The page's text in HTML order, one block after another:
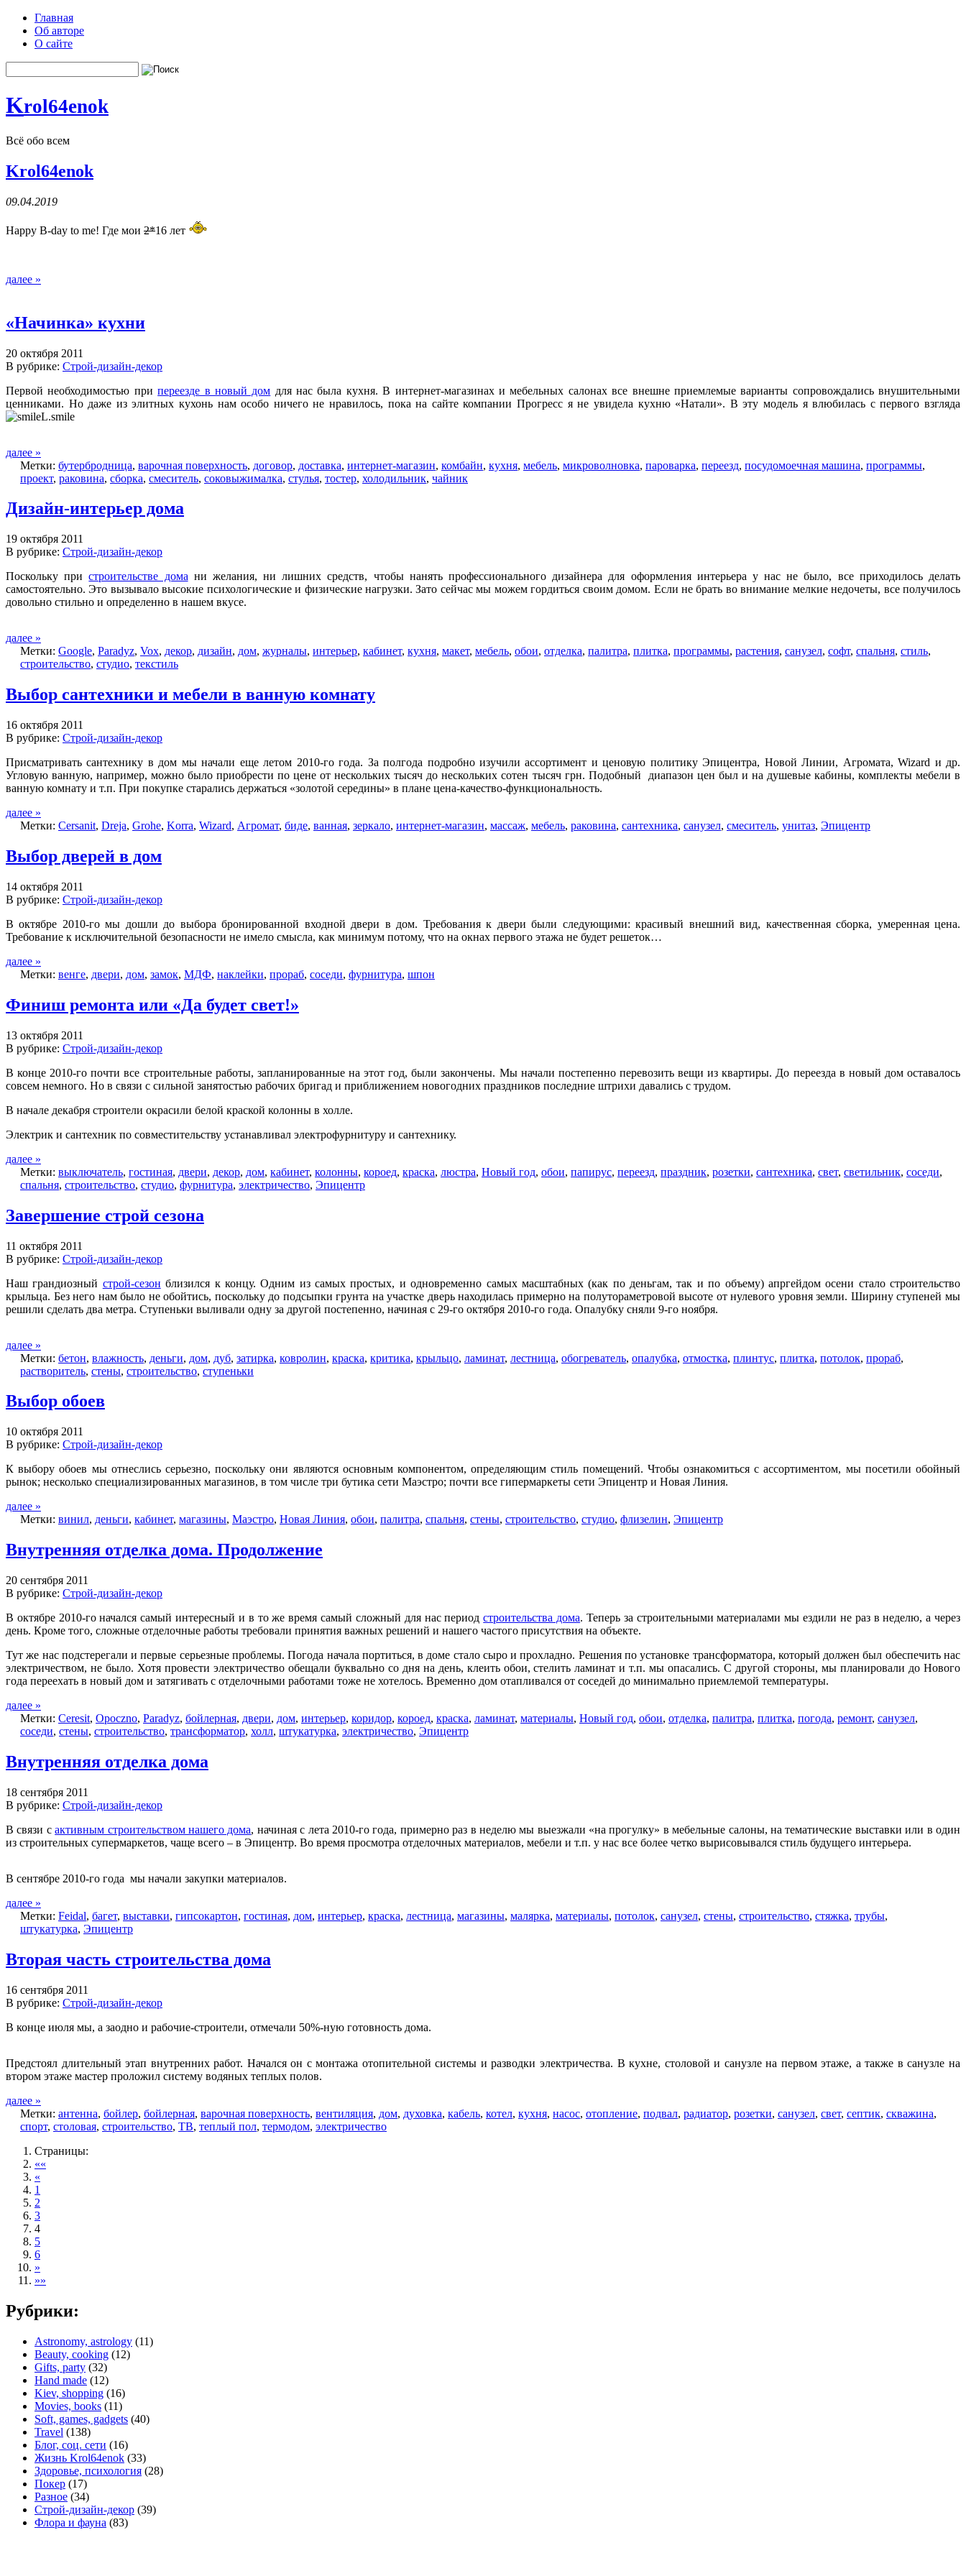
Главная
Об авторе
О сайте
Krol64enok
Всё обо всем
Krol64enok
09.04.2019
Happy B-day to me! Где мои 2*16 лет
далее »
«Начинка» кухни
20 октября 2011
В рубрике: Строй-дизайн-декор
Первой необходимостью припереезде в новый дом для нас была кухня. В интернет-магазинах и мебельных салонах все внешне приемлемые варианты сопровождались внушительными
ценниками. Но даже из элитных кухонь нам особо ничего не нравилось, пока на сайте компании Прогресс я не увидела кухню «Натали». В эту модель я влюбилась с первого взгляда
далее »
Метки: бутербродница, варочная поверхность, договор, доставка, интернет-магазин, комбайн, кухня, мебель, микроволновка, пароварка, переезд, посудомоечная машина, программы,
проект, раковина, сборка, смеситель, соковыжималка, стулья, тостер, холодильник, чайник
Дизайн-интерьер дома
19 октября 2011
В рубрике: Строй-дизайн-декор
Поскольку пристроительстве дома ни желания, ни лишних средств, чтобы нанять профессионального дизайнера для оформления интерьера у нас не было, все приходилось делать
самостоятельно. Это вызывало высокие психологические и физические нагрузки. Зато сейчас мы можем гордиться своим домом. Если не брать во внимание мелкие недочеты, все получилось
довольно стильно и определенно в нашем вкусе.
далее »
Метки: Google, Paradyz, Vox, декор, дизайн, дом, журналы, интерьер, кабинет, кухня, макет, мебель, обои, отделка, палитра, плитка, программы, растения, санузел, софт, спальня, стиль,
строительство, студио, текстиль
Выбор сантехники и мебели в ванную комнату
16 октября 2011
В рубрике: Строй-дизайн-декор
Присматривать сантехнику в дом мы начали еще летом 2010-го года. За полгода подробно изучили ассортимент и ценовую политику Эпицентра, Новой Линии, Агромата, Wizard и др.
Угловую ванную, например, можно было приобрести по цене от нескольких тысяч до нескольких сотен тысяч грн. Подобный диапазон цен был и на душевые кабины, комплекты мебели в
ванную комнату и т.п. При покупке старались держаться «золотой середины» в плане цена-качество-функциональность.
далее »
Метки: Cersanit, Dreja, Grohe, Korra, Wizard, Агромат, биде, ванная, зеркало, интернет-магазин, массаж, мебель, раковина, сантехника, санузел, смеситель, унитаз, Эпицентр
Выбор дверей в дом
14 октября 2011
В рубрике: Строй-дизайн-декор
В октябре 2010-го мы дошли до выбора бронированной входной двери в дом. Требования к двери были следующими: красивый внешний вид, качественная сборка, умеренная цена.
Требование к исключительной безопасности не имело смысла, как минимум потому, что на окнах первого этажа не будет решеток…
далее »
Метки: венге, двери, дом, замок, МДФ, наклейки, прораб, соседи, фурнитура, шпон
Финиш ремонта или «Да будет свет!»
13 октября 2011
В рубрике: Строй-дизайн-декор
В конце 2010-го почти все строительные работы, запланированные на этот год, были закончены. Мы начали постепенно перевозить вещи из квартиры. До переезда в новый дом оставалось
совсем немного. Но в связи с сильной занятостью рабочих бригад и приближением новогодних праздников последние штрихи давались с трудом.
В начале декабря строители окрасили белой краской колонны в холле.
Электрик и сантехник по совместительству устанавливал электрофурнитуру и сантехнику.
далее »
Метки: выключатель, гостиная, двери, декор, дом, кабинет, колонны, короед, краска, люстра, Новый год, обои, папирус, переезд, праздник, розетки, сантехника, свет, светильник, соседи,
спальня, строительство, студио, фурнитура, электричество, Эпицентр
Завершение строй сезона
11 октября 2011
В рубрике: Строй-дизайн-декор
Наш грандиозный строй-сезон близился к концу. Одним из самых простых, и одновременно самых масштабных (как по деньгам, так и по объему) апргейдом осени стало строительство
крыльца. Без него нам было не обойтись, поскольку до подсыпки грунта на участке дверь находилась примерно на полутораметровой высоте от нулевого уровня земли. Ширину ступеней мы
решили сделать два метра. Ступеньки выливали одну за другой постепенно, начиная с 29-го октября 2010-го года. Опалубку сняли 9-го ноября.
далее »
Метки: бетон, влажность, деньги, дом, дуб, затирка, ковролин, краска, критика, крыльцо, ламинат, лестница, обогреватель, опалубка, отмостка, плинтус, плитка, потолок, прораб,
растворитель, стены, строительство, ступеньки
Выбор обоев
10 октября 2011
В рубрике: Строй-дизайн-декор
К выбору обоев мы отнеслись серьезно, поскольку они являются основным компонентом, определяющим стиль помещений. Чтобы ознакомиться с ассортиментом, мы посетили обойный
рынок; несколько специализированных магазинов, в том числе три бутика сети Маэстро; почти все гипермаркеты сети Эпицентр и Новая Линия.
далее »
Метки: винил, деньги, кабинет, магазины, Маэстро, Новая Линия, обои, палитра, спальня, стены, строительство, студио, флизелин, Эпицентр
Внутренняя отделка дома. Продолжение
20 сентября 2011
В рубрике: Строй-дизайн-декор
В октябре 2010-го начался самый интересный и в то же время самый сложный для нас периодстроительства дома. Теперь за строительными материалами мы ездили не раз в неделю, а через
день. Кроме того, сложные отделочные работы требовали принятия важных решений и нашего частого присутствия на объекте.
Тут же нас подстерегали и первые серьезные проблемы. Погода начала портиться, в доме стало сыро и прохладно. Решения по установке трансформатора, который должен был обеспечить нас
электричеством, не было. Хотя провести электричество обещали буквально со дня на день, клеить обои, стелить ламинат и т.п. мы опасались. С другой стороны, мы планировали до Нового
года переехать в новый дом и затягивать с отделочными работами тоже не хотелось. Временно дом отапливался от соседей до минимально приемлемой температуры.
далее »
Метки: Ceresit, Opoczno, Paradyz, бойлерная, двери, дом, интерьер, коридор, короед, краска, ламинат, материалы, Новый год, обои, отделка, палитра, плитка, погода, ремонт, санузел,
соседи, стены, строительство, трансформатор, холл, штукатурка, электричество, Эпицентр
Внутренняя отделка дома
18 сентября 2011
В рубрике: Строй-дизайн-декор
В связи сактивным строительством нашего дома, начиная с лета 2010-го года, примерно раз в неделю мы выезжали «на прогулку» в мебельные салоны, на тематические выставки или в один
из строительных супермаркетов, чаще всего – в Эпицентр. Во время просмотра отделочных материалов, мебели и т.п. у нас все более четко вырисовывался стиль будущего интерьера.
В сентябре 2010-го года мы начали закупки материалов.
далее »
Метки: Feidal, багет, выставки, гипсокартон, гостиная, дом, интерьер, краска, лестница, магазины, малярка, материалы, потолок, санузел, стены, строительство, стяжка, трубы,
штукатурка, Эпицентр
Вторая часть строительства дома
16 сентября 2011
В рубрике: Строй-дизайн-декор
В конце июля мы, а заодно и рабочие-строители, отмечали 50%-ную готовность дома.
Предстоял длительный этап внутренних работ. Начался он с монтажа отопительной системы и разводки электричества. В кухне, столовой и санузле на первом этаже, а также в санузле на
втором этаже мастер проложил систему водяных теплых полов.
далее »
Метки: антенна, бойлер, бойлерная, варочная поверхность, вентиляция, дом, духовка, кабель, котел, кухня, насос, отопление, подвал, радиатор, розетки, санузел, свет, септик, скважина,
спорт, столовая, строительство, ТВ, теплый пол, термодом, электричество
Страницы:
««
«
1
2
3
4
5
6
»
»»
Рубрики:
Astronomy, astrology (11)
Beauty, cooking (12)
Gifts, party (32)
Hand made (12)
Kiev, shopping (16)
Movies, books (11)
Soft, games, gadgets (40)
Travel (138)
Блог, соц. сети (16)
Жизнь Krol64enok (33)
Здоровье, психология (28)
Покер (17)
Разное (34)
Строй-дизайн-декор (39)
Флора и фауна (83)